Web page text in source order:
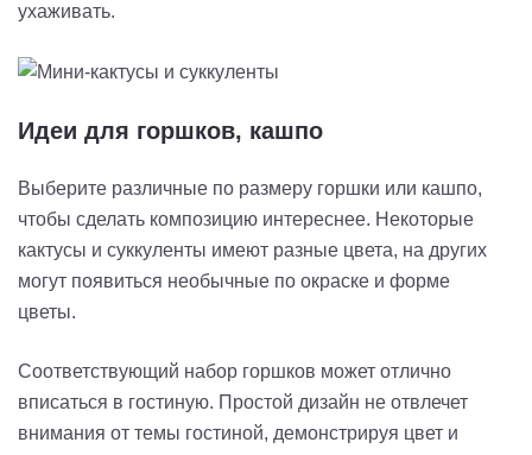
ухаживать.
Идеи для горшков, кашпо
Выберите различные по размеру горшки или кашпо,
чтобы сделать композицию интереснее. Некоторые
кактусы и суккуленты имеют разные цвета, на других
могут появиться необычные по окраске и форме
цветы.
Соответствующий набор горшков может отлично
вписаться в гостиную. Простой дизайн не отвлечет
внимания от темы гостиной, демонстрируя цвет и